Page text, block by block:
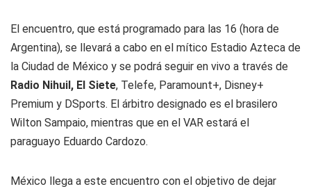
El encuentro, que está programado para las 16 (hora de
Argentina), se llevará a cabo en el mítico Estadio Azteca de
la Ciudad de México y se podrá seguir en vivo a través de
Radio Nihuil, El Siete, Telefe, Paramount+, Disney+
Premium y DSports. El árbitro designado es el brasilero
Wilton Sampaio, mientras que en el VAR estará el
paraguayo Eduardo Cardozo.
México llega a este encuentro con el objetivo de dejar